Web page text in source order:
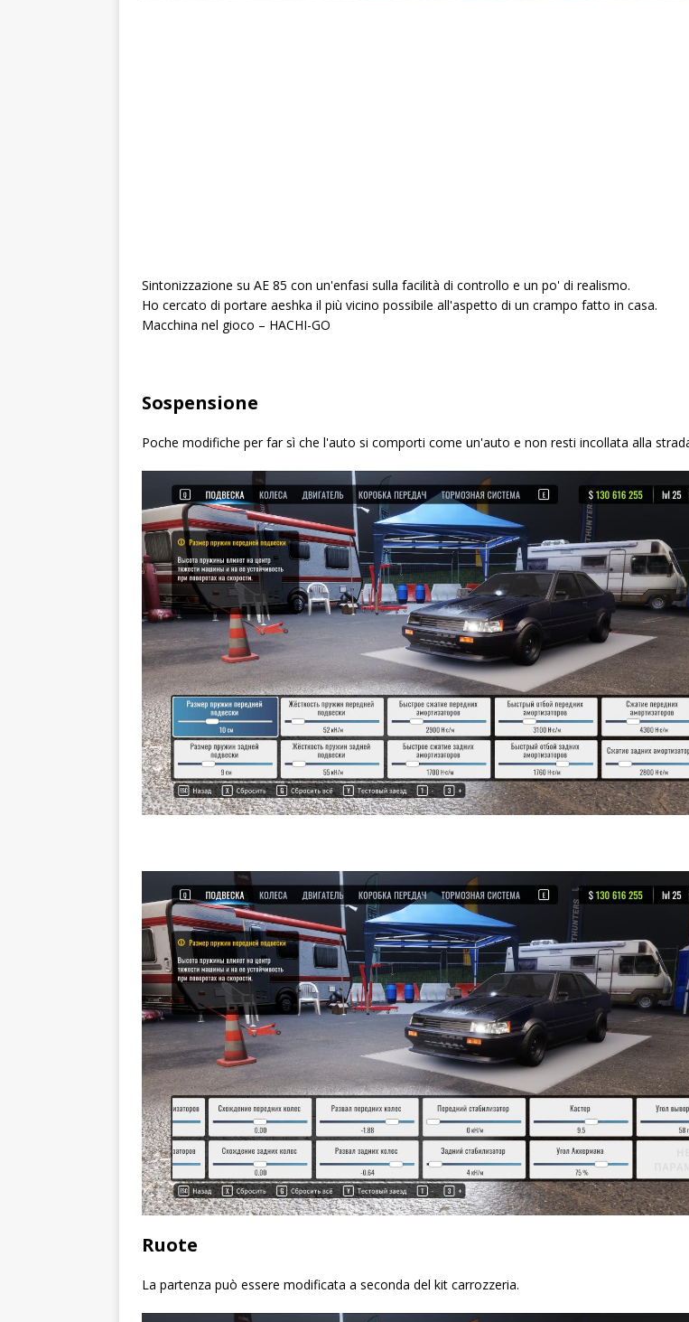
Sintonizzazione su AE 85 con un'enfasi sulla facilità di controllo e un po' di realismo.
Ho cercato di portare aeshka il più vicino possibile all'aspetto di un crampo fatto in casa.
Macchina nel gioco – HACHI-GO
Sospensione
Poche modifiche per far sì che l'auto si comporti come un'auto e non resti incollata alla
Ruote
La partenza può essere modificata a seconda del kit carrozzeria.